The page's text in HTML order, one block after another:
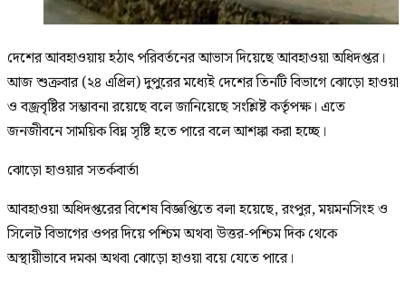
দেশের আবহাওয়ায় হঠাৎ পরিবর্তনের আভাস দিয়েছে আবহাওয়া অধিদপ্তর।
আজ শুক্রবার (২৪ এপ্রিল) দুপুরের মধ্যেই দেশের তিনটি বিভাগে ঝোড়ো হাওয়া
ও বজ্রবৃষ্টির সম্ভাবনা রয়েছে বলে জানিয়েছে সংশ্লিষ্ট কর্তৃপক্ষ। এতে
জনজীবনে সাময়িক বিঘ্ন সৃষ্টি হতে পারে বলে আশঙ্কা করা হচ্ছে।
ঝোড়ো হাওয়ার সতর্কবার্তা
আবহাওয়া অধিদপ্তরের বিশেষ বিজ্ঞপ্তিতে বলা হয়েছে, রংপুর, ময়মনসিংহ ও
সিলেট বিভাগের ওপর দিয়ে পশ্চিম অথবা উত্তর-পশ্চিম দিক থেকে
অস্থায়ীভাবে দমকা অথবা ঝোড়ো হাওয়া বয়ে যেতে পারে।